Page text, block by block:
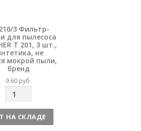
3 Фильтр-
для пылесоса
T 201, 3 шт.,
не
мокрой пыли,
бренд
9.60 руб.
л
и
НА СКЛАДЕ